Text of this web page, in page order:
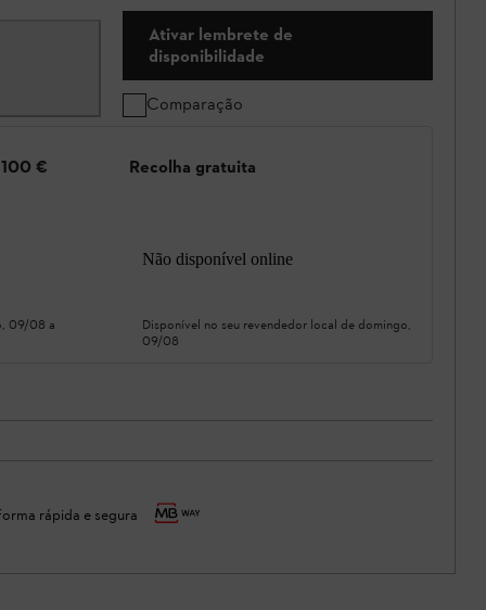
Ativar lembrete de
disponibilidade
Comparação
€
09/08 a
Recolha gratuita
Não disponível online
Disponível no seu revendedor local de domingo,
09/08
rápida e segura